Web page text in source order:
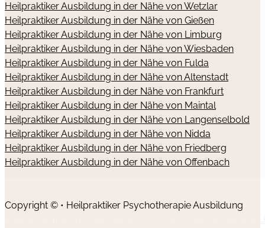
Heilpraktiker Ausbildung in der Nähe von Wetzlar
Heilpraktiker Ausbildung in der Nähe von Gießen
Heilpraktiker Ausbildung in der Nähe von Limburg
Heilpraktiker Ausbildung in der Nähe von Wiesbaden
Heilpraktiker Ausbildung in der Nähe von Fulda
Heilpraktiker Ausbildung in der Nähe von Altenstadt
Heilpraktiker Ausbildung in der Nähe von Frankfurt
Heilpraktiker Ausbildung in der Nähe von Maintal
Heilpraktiker Ausbildung in der Nähe von Langenselbold
Heilpraktiker Ausbildung in der Nähe von Nidda
Heilpraktiker Ausbildung in der Nähe von Friedberg
Heilpraktiker Ausbildung in der Nähe von Offenbach
Copyright © • Heilpraktiker Psychotherapie Ausbildung